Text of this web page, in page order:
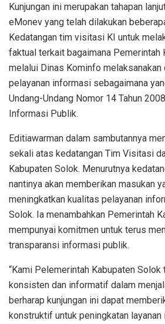
Kunjungan ini merupakan tahapan
eMonev yang telah dilakukan
Kedatangan tim visitasi KI untuk
faktual terkait bagaimana Pemerintah
melalui Dinas Kominfo melaksanakan
pelayanan informasi sebagaimana
Undang-Undang Nomor 14 Tahun
Informasi Publik.
Editiawarman dalam sambutannya
sekali atas kedatangan Tim Visitasi
Kabupaten Solok. Menurutnya
nantinya akan memberikan masukan
meningkatkan kualitas pelayanan
Solok. Ia menambahkan Pemerintah
mempunyai komitmen untuk terus
transparansi informasi publik.
“Kami Pelemerintah Kabupaten Solok
konsisten dan informatif dalam
berharap kunjungan ini dapat
konstruktif untuk peningkatan